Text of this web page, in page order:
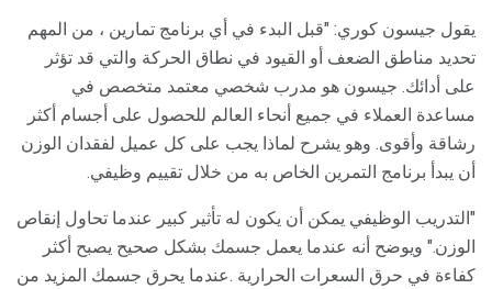
يقول جيسون كوري: "قبل البدء في أي برنامج تمارين ، من المهم
تحديد مناطق الضعف أو القيود في نطاق الحركة والتي قد تؤثر
على أدائك. جيسون هو مدرب شخصي معتمد متخصص في
مساعدة العملاء في جميع أنحاء العالم للحصول على أجسام أكثر
رشاقة وأقوى. وهو يشرح لماذا يجب على كل عميل لفقدان الوزن
أن يبدأ برنامج التمرين الخاص به من خلال تقييم وظيفي.
"التدريب الوظيفي يمكن أن يكون له تأثير كبير عندما تحاول إنقاص
الوزن." ويوضح أنه عندما يعمل جسمك بشكل صحيح يصبح أكثر
كفاءة في حرق السعرات الحرارية .عندما يحرق جسمك المزيد من